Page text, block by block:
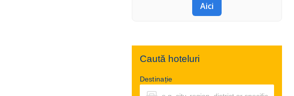
Aici
Caută hoteluri
Destinație